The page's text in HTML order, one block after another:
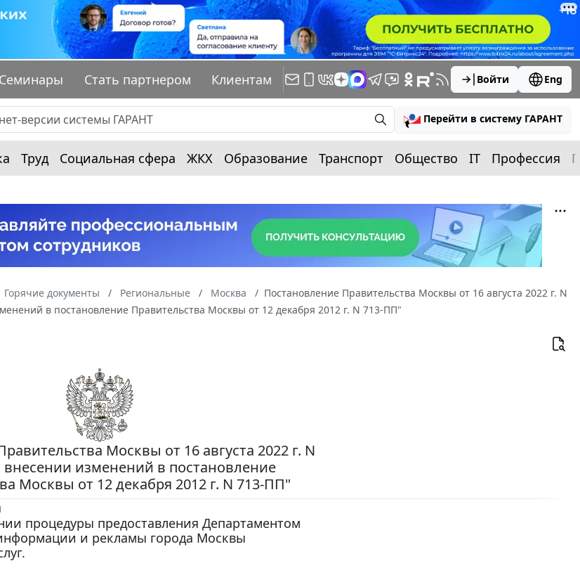
Семинары Стать партнером Клиентам Войти Eng
Перейти в систему ГАРАНТ
Труд Социальная сфера ЖКХ Образование Транспорт Общество IT Профессия
Горячие документы Региональные Москва
Постановление Правительства Москвы от 16 августа 2022 г. N
в постановление Правительства Москвы от 12 декабря 2012 г. N 713-ПП"
Москвы от 16 августа 2022 г. N
изменений в постановление
Москвы от 12 декабря 2012 г. N 713-ПП"
процедуры предоставления Департаментом
и рекламы города Москвы